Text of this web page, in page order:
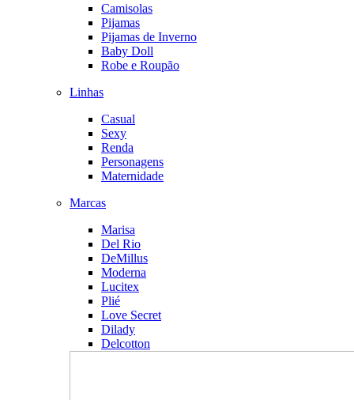
Camisolas
Pijamas
Pijamas de Inverno
Baby Doll
Robe e Roupão
Linhas
Casual
Sexy
Renda
Personagens
Maternidade
Marcas
Marisa
Del Rio
DeMillus
Moderna
Lucitex
Plié
Love Secret
Dilady
Delcotton